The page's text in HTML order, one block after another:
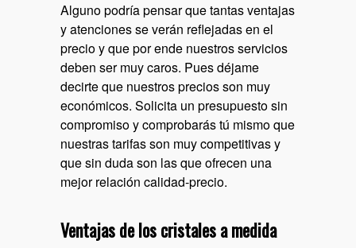
Alguno podría pensar que tantas ventajas
y atenciones se verán reflejadas en el
precio y que por ende nuestros servicios
deben ser muy caros. Pues déjame
decirte que nuestros precios son muy
económicos. Solicita un presupuesto sin
compromiso y comprobarás tú mismo que
nuestras tarifas son muy competitivas y
que sin duda son las que ofrecen una
mejor relación calidad-precio.
Ventajas de los cristales a medida